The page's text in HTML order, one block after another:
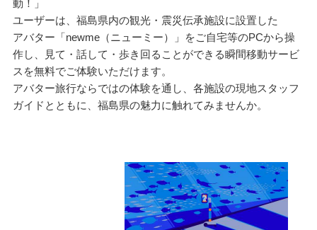
動！」
ユーザーは、福島県内の観光・震災伝承施設に設置した
アバター「newme（ニューミー）」をご自宅等のPCから操
作し、見て・話して・歩き回ることができる瞬間移動サービ
スを無料でご体験いただけます。
アバター旅行ならではの体験を通し、各施設の現地スタッフ
ガイドとともに、福島県の魅力に触れてみませんか。